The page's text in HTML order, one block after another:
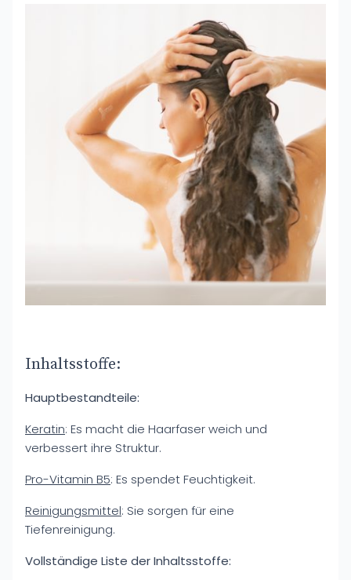
Inhaltsstoffe:
Hauptbestandteile:
Keratin: Es macht die Haarfaser weich und
verbessert ihre Struktur.
Pro-Vitamin B5: Es spendet Feuchtigkeit.
Reinigungsmittel: Sie sorgen für eine
Tiefenreinigung.
Vollständige Liste der Inhaltsstoffe: